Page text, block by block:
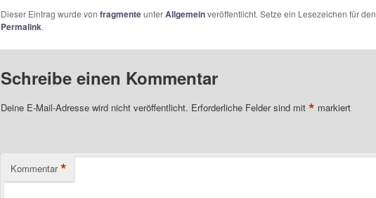
Dieser Eintrag wurde von fragmenteunterAllgemeinveröffentlicht. Setze ein Lesezeichen für den
Permalink.
Schreibe einen Kommentar
Deine E-Mail-Adresse wird nicht veröffentlicht. Erforderliche Felder sind mit * markiert
Kommentar *